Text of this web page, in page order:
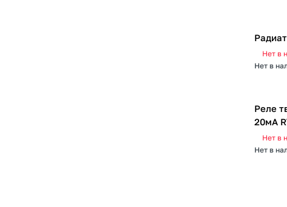
Нет в
Нет в
Реле
20мА
Нет в
Нет в